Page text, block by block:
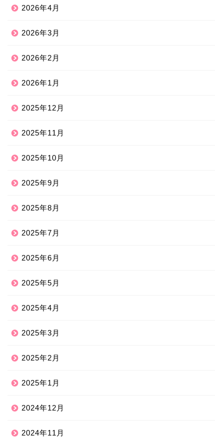
2026年4月
2026年3月
2026年2月
2026年1月
2025年12月
2025年11月
2025年10月
2025年9月
2025年8月
2025年7月
2025年6月
2025年5月
2025年4月
2025年3月
2025年2月
2025年1月
2024年12月
2024年11月